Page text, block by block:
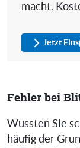
macht.
Jetzt
Fehler bei
Wussten Sie
häufig der